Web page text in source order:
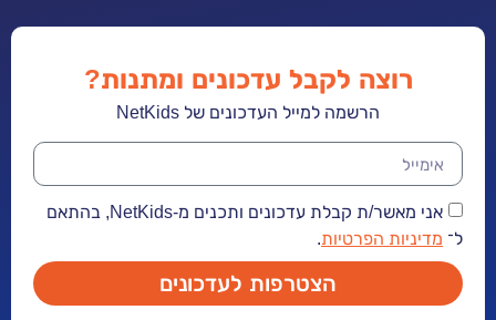
רוצה לקבל עדכונים ומתנות?
הרשמה למייל העדכונים של NetKids
אני מאשר/ת קבלת עדכונים ותכנים מ-NetKids, בהתאם
הפרטיות.
הצטרפות לעדכונים